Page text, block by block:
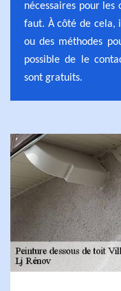
nécessaires pour les
faut. À côté de cela,
ou des méthodes
possible de le
sont gratuits.